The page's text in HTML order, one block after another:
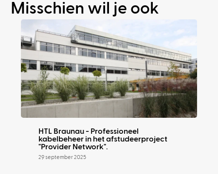
Misschien wil je ook
HTL Braunau - Professioneel
kabelbeheer in het afstudeerproject
"Provider Network".
29 september 2025